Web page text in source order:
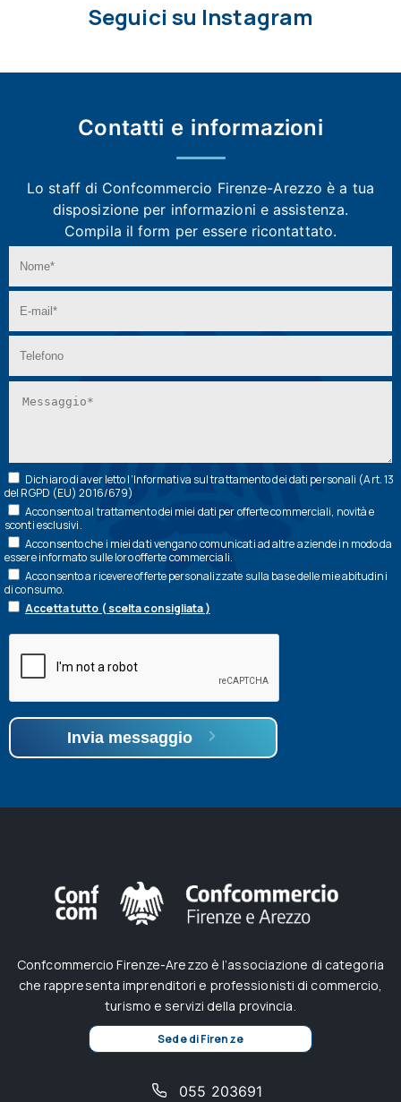
Seguici su Instagram
Contatti e informazioni
Lo staff di Confcommercio Firenze-Arezzoè a tua
disposizione per informazioni e assistenza.
Compila il form per essere ricontattato.
Dichiaro di aver letto l’Informativa sul trattamento dei dati personali (Art. 13
del RGPD (EU) 2016/679)
Acconsento al trattamento dei miei dati per offerte commerciali, novità e
sconti esclusivi.
Acconsento che i miei dati vengano comunicati ad altre aziende in modo da
essere informato sulle loro offerte commerciali.
Acconsento a ricevere offerte personalizzate sulla base delle mie abitudini
di consumo.
Accetta tutto ( scelta consigliata )
Invia messaggio
Confcommercio Firenze-Arezzo è l’associazione di categoria
che rappresenta imprenditori e professionisti di commercio,
turismo e servizi della provincia.
Sede di Firenze
055 203691